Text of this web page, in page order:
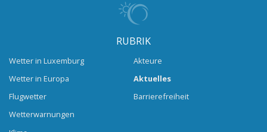
RUBRIK
Wetter in Luxemburg
Wetter in Europa
Flugwetter
Wetterwarnungen
Akteure
Aktuelles
Barrierefreiheit